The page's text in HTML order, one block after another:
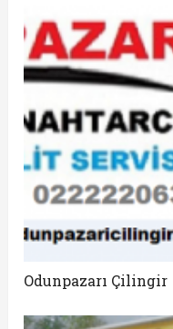
Odunpazarı Çilingir